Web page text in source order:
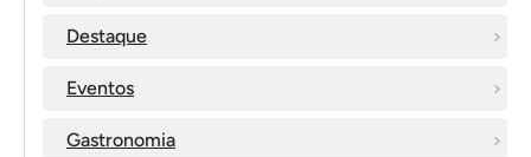
Destaque
Eventos
Gastronomia